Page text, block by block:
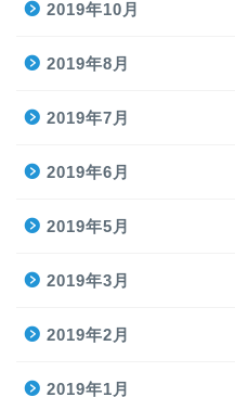
2019年10月
2019年8月
2019年7月
2019年6月
2019年5月
2019年3月
2019年2月
2019年1月